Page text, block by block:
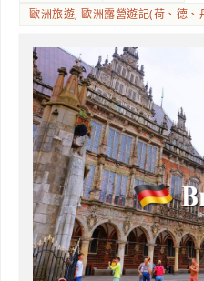
歐洲旅遊,歐洲露營遊記(荷、德、